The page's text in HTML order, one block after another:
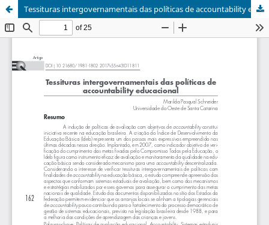
Tessituras intergovernamentais das políticas de accountability educacional